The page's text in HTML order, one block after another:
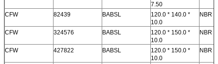
7.50
CFW 82439 BABSL
120.0 * 140.0 *
10.0
NBR
CFW 324576 BABSL
120.0 * 150.0 *
10.0
NBR
CFW 427822 BABSL
120.0 * 150.0 *
10.0
NBR